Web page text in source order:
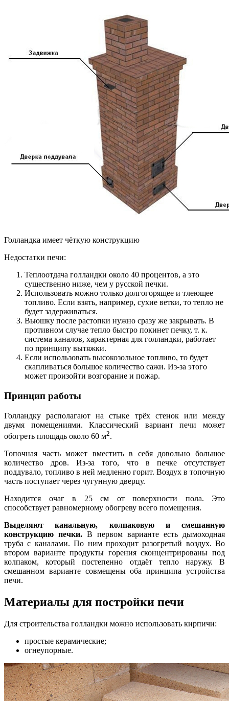
Голландка имеет чёткую конструкцию
Недостатки печи:
Теплоотдача голландки около 40 процентов, а это
существенно ниже, чем у русской печки.
Использовать можно только долгогорящее и тлеющее
топливо. Если взять, например, сухие ветки, то тепло не
будет задерживаться.
Вьюшку после растопки нужно сразу же закрывать. В
противном случае тепло быстро покинет печку, т. к.
система каналов, характерная для голландки, работает
по принципу вытяжки.
Если использовать высокозольное топливо, то будет
скапливаться большое количество сажи. Из-за этого
может произойти возгорание и пожар.
Принцип работы
Голландку располагают на стыке трёх стенок или между
двумя помещениями. Классический вариант печи может
обогреть площадь около 60 м2.
Топочная часть может вместить в себя довольно большое
количество дров. Из-за того, что в печке отсутствует
поддувало, топливо в ней медленно горит. Воздух в топочную
часть поступает через чугунную дверцу.
Находится очаг в 25 см от поверхности пола. Это
способствует равномерному обогреву всего помещения.
Выделяют канальную, колпаковую и смешанную
конструкцию печки. В первом варианте есть дымоходная
труба с каналами. По ним проходит разогретый воздух. Во
втором варианте продукты горения сконцентрированы под
колпаком, который постепенно отдаёт тепло наружу. В
смешанном варианте совмещены оба принципа устройства
печи.
Материалы для постройки печи
Для строительства голландки можно использовать кирпичи:
простые керамические;
огнеупорные.